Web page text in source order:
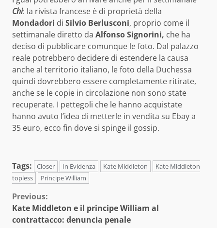
Chi: la rivista francese è di proprietà della
Mondadori di Silvio Berlusconi, proprio come il
settimanale diretto da Alfonso Signorini, che ha
deciso di pubblicare comunque le foto. Dal palazzo
reale potrebbero decidere di estendere la causa
anche al territorio italiano, le foto della Duchessa
quindi dovrebbero essere completamente ritirate,
anche se le copie in circolazione non sono state
recuperate. I pettegoli che le hanno acquistate
hanno avuto l’idea di metterle in vendita su Ebay a
35 euro, ecco fin dove si spinge il gossip.
Tags: Closer In Evidenza Kate Middleton
Kate Middleton
topless
Principe William
Continue
Reading
Previous:
Kate Middleton e il principe William al
contrattacco: denuncia penale